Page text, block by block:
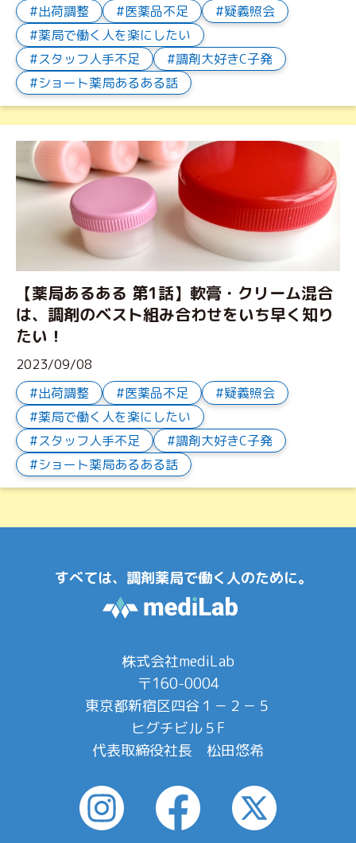
出荷調整
医薬品不足
疑義照会
薬局で働く人を楽にしたい
スタッフ人手不足
調剤大好きC子発
ショート薬局あるある話
【薬局あるある 第1話】軟膏・クリーム混合
は、調剤のベスト組み合わせをいち早く知り
たい！
2023/09/08
出荷調整
医薬品不足
疑義照会
薬局で働く人を楽にしたい
スタッフ人手不足
調剤大好きC子発
ショート薬局あるある話
すべては、調剤薬局で働く人のために。
株式会社mediLab
〒160-0004
東京都新宿区四谷１－２－５
ヒグチビル５F
代表取締役社長 松田悠希